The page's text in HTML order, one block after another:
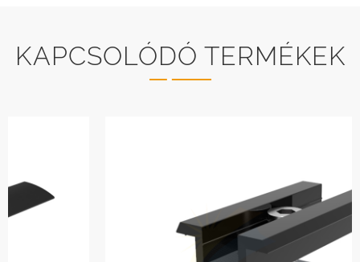
KAPCSOLÓDÓ TERMÉKEK